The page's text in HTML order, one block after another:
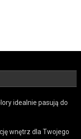
idealnie pasują do
wnętrz dla Twojego